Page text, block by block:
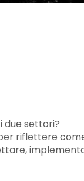
due settori?
riflettere